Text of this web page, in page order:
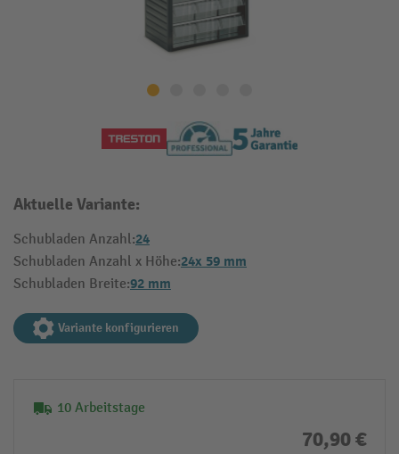
Aktuelle Variante:
Schubladen Anzahl:24
Schubladen Anzahl x Höhe:24x 59 mm
Schubladen Breite:92 mm
Variante konfigurieren
10 Arbeitstage
70,90 €